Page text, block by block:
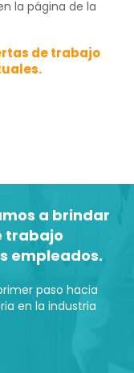
la página de la
de trabajo
a brindar
trabajo
empleados.
paso hacia
en la industria